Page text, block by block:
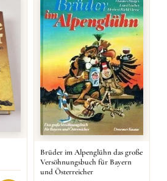
Brüder im Alpenglühn das große
Versöhnungsbuch für Bayern
und Österreicher